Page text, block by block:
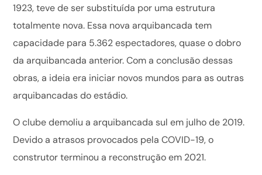
1923, teve de ser substituída por uma estrutura
totalmente nova. Essa nova arquibancada tem
capacidade para 5.362 espectadores, quase o dobro
da arquibancada anterior. Com a conclusão dessas
obras, a ideia era iniciar novos mundos para as outras
arquibancadas do estádio.
O clube demoliu a arquibancada sul em julho de 2019.
Devido a atrasos provocados pela COVID-19, o
construtor terminou a reconstrução em 2021.